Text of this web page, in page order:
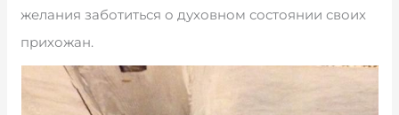
желания заботиться о духовном состоянии своих
прихожан.